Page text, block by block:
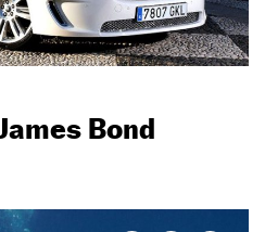
Bond